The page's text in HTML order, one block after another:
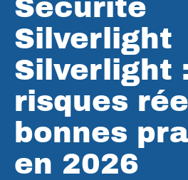
Sécurité
Silverlight
Silverlight
risques
bonnes
en 2026